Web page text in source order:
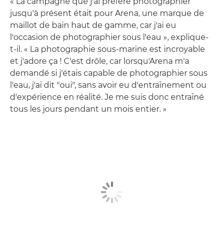
jusqu'à présent était pour Arena, une marque de
maillot de bain haut de gamme, car j'ai eu
l'occasion de photographier sous l'eau », explique-
t-il. « La photographie sous-marine est incroyable
et j'adore ça ! C'est drôle, car lorsqu'Arena m'a
demandé si j'étais capable de photographier sous
l'eau, j'ai dit "oui", sans avoir eu d'entraînement ou
d'expérience en réalité. Je me suis donc entraîné
tous les jours pendant un mois entier. »